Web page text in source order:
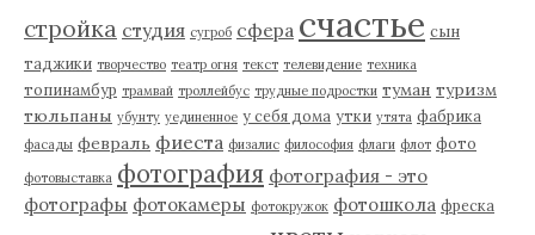
стройка студия сугроб сфера счастье сын
таджики творчество театр огня текст телевидение техника
топинамбур трамвай троллейбус трудные подростки туман туризм
тюльпаны убунту уединенное у себя дома утки утята фабрика
фасады февраль фиеста физалис философия флаги флот фото
фотовыставка фотография фотография - это
фотографы фотокамеры фотокружок фотошкола фреска